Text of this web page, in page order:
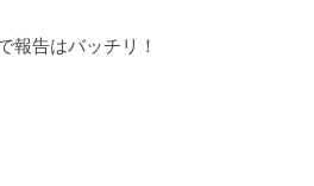
報告はバッチリ！